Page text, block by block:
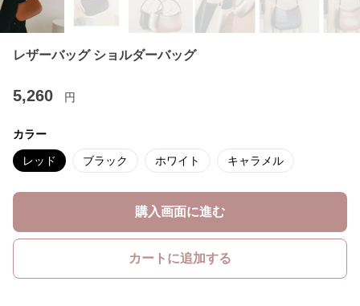
レザーバッグ ショルダーバッグ
5,260 円
カラー
レッド ブラック ホワイト キャラメル
購入画面に進む
カートに追加する